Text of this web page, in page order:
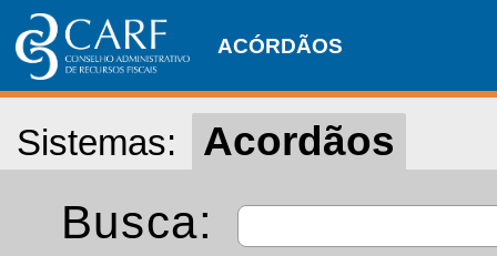
ACÓRDÃOS
Sistemas: Acordãos
Busca: